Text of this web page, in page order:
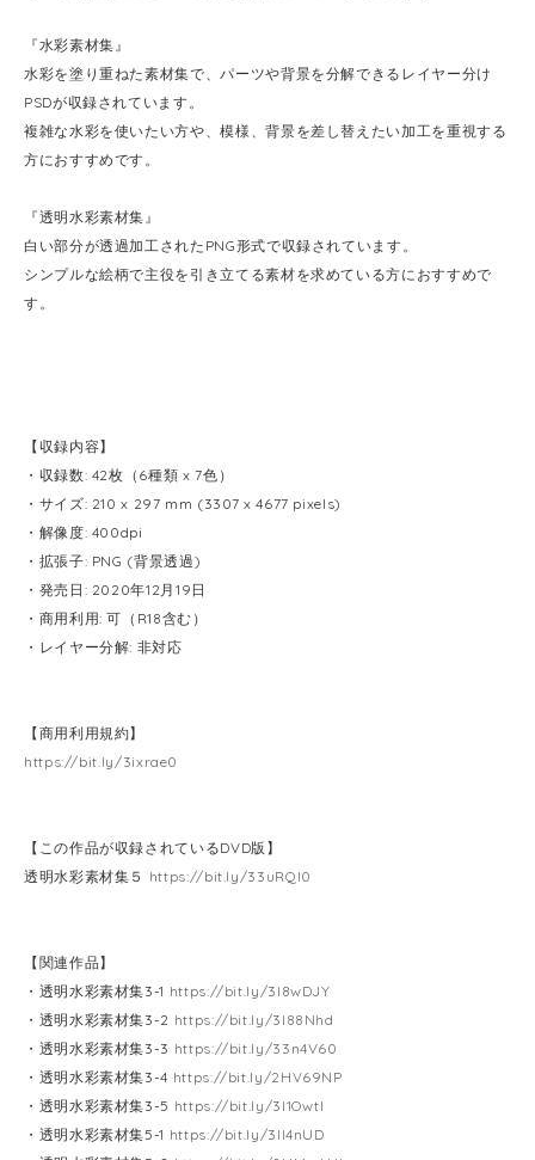
『水彩素材集』
水彩を塗り重ねた素材集で、パーツや背景を分解できるレイヤー分け
PSDが収録されています。
複雑な水彩を使いたい方や、模様、背景を差し替えたい加工を重視する
方におすすめです。
『透明水彩素材集』
白い部分が透過加工されたPNG形式で収録されています。
シンプルな絵柄で主役を引き立てる素材を求めている方におすすめで
す。
【収録内容】
・収録数: 42枚（6種類 x 7色）
・サイズ: 210 x 297 mm (3307 x 4677 pixels)
・解像度: 400dpi
・拡張子: PNG (背景透過)
・発売日: 2020年12月19日
・商用利用: 可（R18含む）
・レイヤー分解: 非対応
【商用利用規約】
https://bit.ly/3ixrae0
【この作品が収録されているDVD版】
透明水彩素材集５ https://bit.ly/33uRQI0
【関連作品】
・透明水彩素材集3-1 https://bit.ly/3l8wDJY
・透明水彩素材集3-2 https://bit.ly/3l88Nhd
・透明水彩素材集3-3 https://bit.ly/33n4V60
・透明水彩素材集3-4 https://bit.ly/2HV69NP
・透明水彩素材集3-5 https://bit.ly/3l1OwtI
・透明水彩素材集5-1 https://bit.ly/3ll4nUD